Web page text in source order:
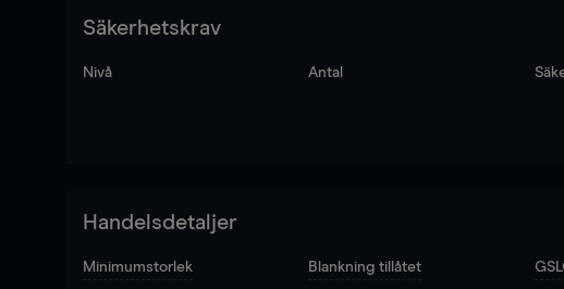
Säkerhetskrav
Nivå Antal
Handelsdetaljer
Minimumstorlek Blankning tillåtet